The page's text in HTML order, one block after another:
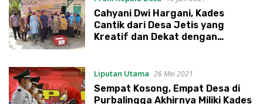
Cahyani Dwi Hargani, Kades
Cantik dari Desa Jetis yang
Kreatif dan Dekat dengan
Liputan Utama 26 Mei 2021
Sempat Kosong, Empat Desa di
Purbalingga Akhirnya Miliki Kades